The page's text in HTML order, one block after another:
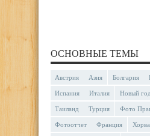
ОСНОВНЫЕ ТЕМЫ
Австрия Азия Болгария
Испания Италия Новый год
Таиланд Турция Фото
Фотоотчет Франция